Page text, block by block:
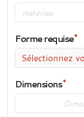
Forme requise
Sélectionnez
Dimensions